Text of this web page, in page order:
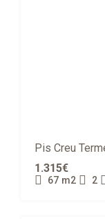
Pis Creu
1.315€
67 m2 2